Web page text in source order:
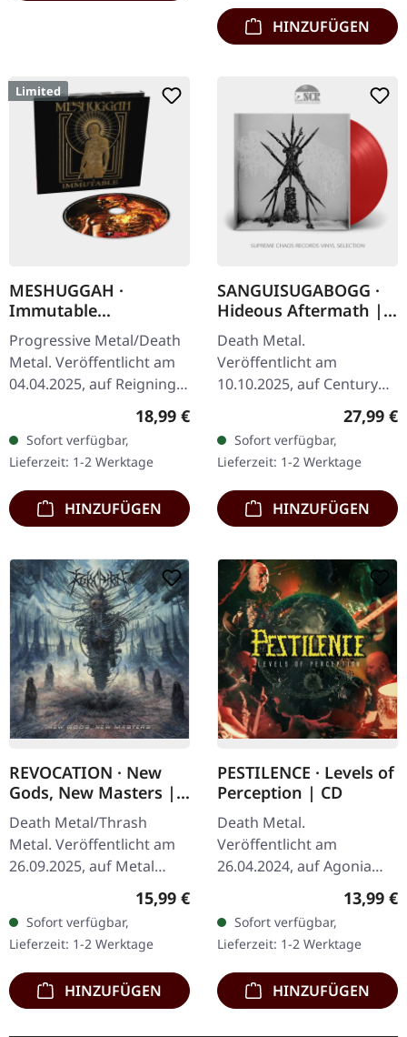
HINZUFÜGEN
Limited
MESHUGGAH ·
Immutable
(Remastered) |
DIGIPAK CD
Progressive Metal/Death
Metal. Veröffentlicht am
04.04.2025, auf Reigning
Phoenix Music. DigiPak-
CD mit dem remasterten
Album und zusätzlich 3…
Regulärer Preis:
18,99 €
Sofort verfügbar,
Lieferzeit: 1-2 Werktage
HINZUFÜGEN
SANGUISUGABOGG ·
Hideous Aftermath |
TRANSPARENT RED LP
Death Metal.
Veröffentlicht am
10.10.2025, auf Century
Transparent rotes Vinyl
im Gatefold-Cover mit 4-
seitigem Booklet. Ohios…
27,99 €
Sofort verfügbar,
Lieferzeit: 1-2 Werktage
HINZUFÜGEN
REVOCATION · New
Gods, New Masters |
CD
Death Metal/Thrash
Metal. Veröffentlicht am
26.09.2025, auf Metal
Blade Records. CD im
Jewelcase. Revocation
kehren mit ihrem bisher
nachdenklichsten…
Regulärer Preis:
15,99 €
Sofort verfügbar,
Lieferzeit: 1-2 Werktage
HINZUFÜGEN
PESTILENCE · Levels of
Perception | CD
Death Metal.
Veröffentlicht am
26.04.2024, auf Agonia
Records. CD im Jewelcase.
Die niederländischen
Death Metal-Legenden
Pestilence kehren mit…
13,99 €
Sofort verfügbar,
Lieferzeit: 1-2 Werktage
HINZUFÜGEN